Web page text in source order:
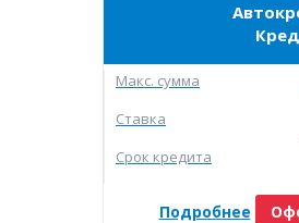
Макc. сумма
Ставка
Срок кредита
Подробнее